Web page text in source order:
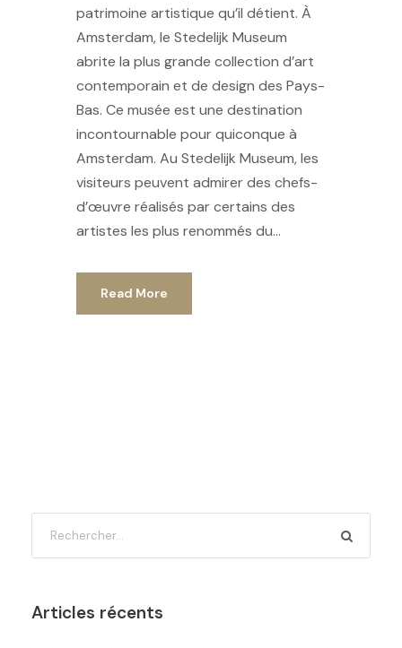
patrimoine artistique qu’il détient. À
Amsterdam, le Stedelijk Museum
abrite la plus grande collection d’art
contemporain et de design des Pays-
Bas. Ce musée est une destination
incontournable pour quiconque à
Amsterdam. Au Stedelijk Museum, les
visiteurs peuvent admirer des chefs-
d’œuvre réalisés par certains des
artistes les plus renommés du...
Read More
Articles récents